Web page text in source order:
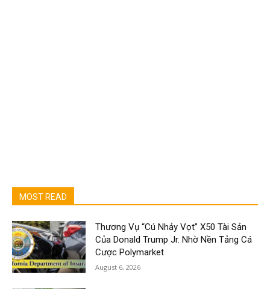
MOST READ
Thương Vụ “Cú Nhảy Vọt” X50 Tài Sản
Của Donald Trump Jr. Nhờ Nền Tảng Cá
Cược Polymarket
August 6, 2026